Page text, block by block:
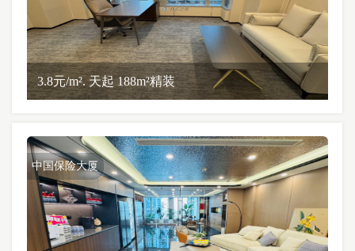
3.8元/m². 天起 188m²精装
中国保险大厦